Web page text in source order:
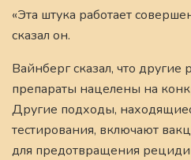
«Эта штука работает
сказал он.
Вайнберг сказал, что другие
препараты нацелены на
Другие подходы,
тестирования, включают
для предотвращения